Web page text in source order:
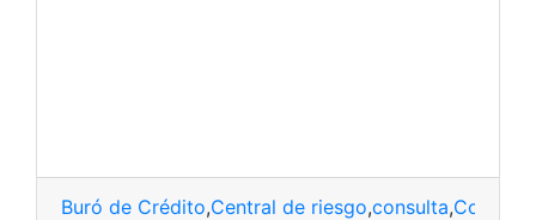
Buró de Crédito,Central de riesgo,consulta,